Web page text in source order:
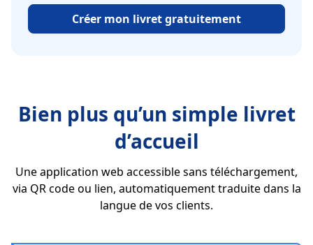
Créer mon livret gratuitement
Bien plus qu’un simple livret
d’accueil
Une application web accessible sans téléchargement,
via QR code ou lien, automatiquement traduite dans la
langue de vos clients.